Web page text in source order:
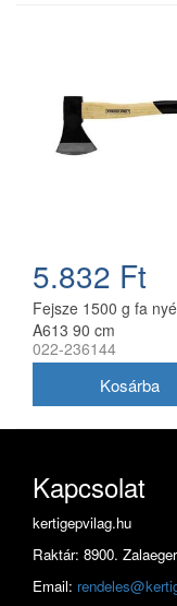
5.832 Ft
Fejsze 1500 g fa
A613 90 cm
022-236144
Kapcsolat
kertigepvilag.hu
Raktár: 8900.
Email: